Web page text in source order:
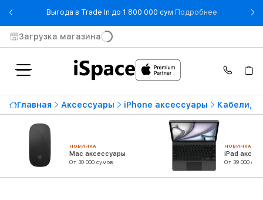
Выгода в Trade In до 1 800 000 сум Подробнее- Выгода в
Загрузка магазина
Главная Аксессуары iPhone аксессуары Кабели,
НОВИНКА
Mac аксессуары
От 30 000 сумов
НОВИНКА
iPad
От 39 000